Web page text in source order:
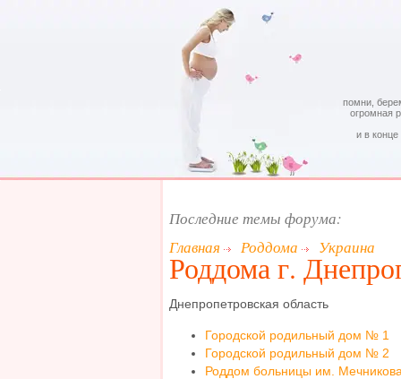
помни,
огромная
и в
Последние темы форума:
Главная
Роддома Украина
Роддома г.
Днепропетровская область
Городской родильный дом № 1
Городской родильный дом № 2
Роддом больницы им.